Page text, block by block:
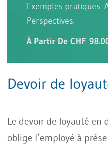
Exemples pratiques.
Perspectives.
À Partir De CHF
Devoir de
Le devoir de loyauté en
oblige l’employé à